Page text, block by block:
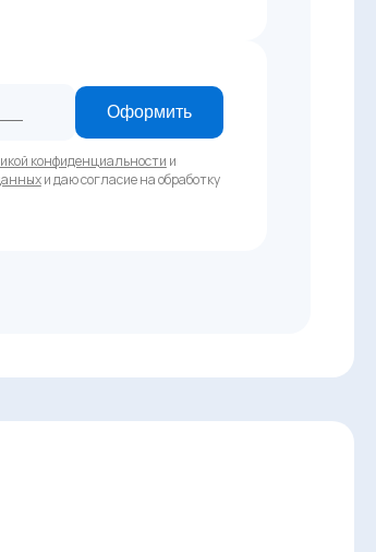
Оформить
конфиденциальности и
и даю согласие на обработку